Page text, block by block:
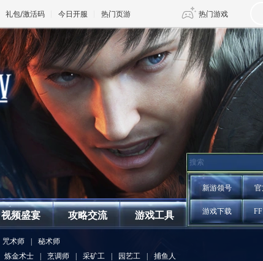
礼包/激活码 今日开服 热门页游 热门游戏
魔兽 DNF 传奇4
天堂 剑网3旗舰版 新天龙八部
王权与自由 诛仙世界 新仙侠5
视频盛宴 攻略交流 游戏工具
新游领号 官
游戏下载
咒术师
秘术师
炼金术士 烹调师 采矿工 园艺工 捕鱼人